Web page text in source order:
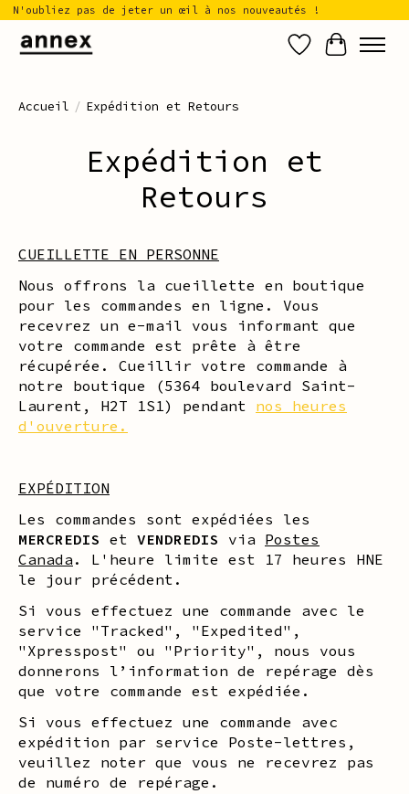
N'oubliez pas de jeter un œil à nos nouveautés !
Liste de
Panier
Accueil / Expédition et Retours
Expédition et
Retours
CUEILLETTE EN PERSONNE
Nous offrons la cueillette en boutique
pour les commandes en ligne. Vous
recevrez un e-mail vous informant que
votre commande est prête à être
récupérée. Cueillir votre commande à
notre boutique (5364 boulevard Saint-
Laurent, H2T 1S1) pendant nos heures
d'ouverture.
EXPÉDITION
Les commandes sont expédiées les
MERCREDIS et VENDREDIS via Postes
Canada . L'heure limite est 17 heures HNE
le jour précédent.
Si vous effectuez une commande avec le
service "Tracked", "Expedited",
"Xpresspost" ou "Priority", nous vous
donnerons l’information de repérage dès
que votre commande est expédiée.
Si vous effectuez une commande avec
expédition par service Poste-lettres,
veuillez noter que vous ne recevrez pas
de numéro de repérage.